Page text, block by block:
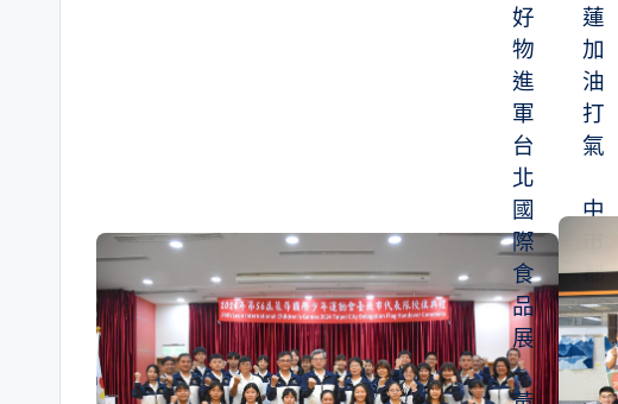
蓮
加
油
打
氣
中
都
發
局
與
好
物
進
軍
台
北
國
際
食
品
展